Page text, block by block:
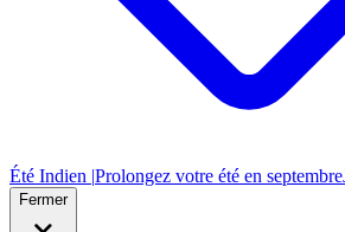
Été Indien |Prolongez votre été en septembre
Fermer